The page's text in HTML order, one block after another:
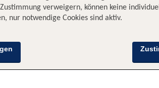
verweigern, können keine
nur notwendige Cookies sind aktiv.